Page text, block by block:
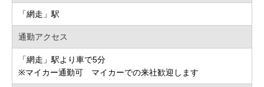
「網走」駅
通勤アクセス
「網走」駅より車で5分
※マイカー通勤可 マイカーでの来社歓迎します